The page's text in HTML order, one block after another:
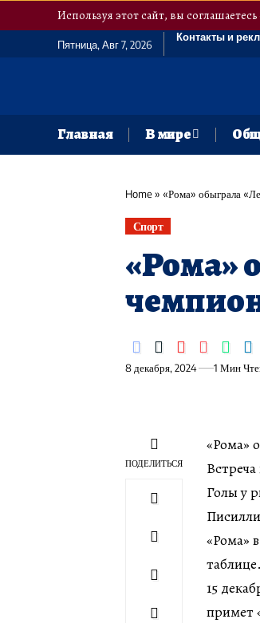
Используя этот сайт, вы соглашаетесь
Пятница, Авг 7, 2026
Контакты и
Главная В мире
Home» «Рома» обыграла
Спорт
«Рома»
8 декабря, 2024 1 Мин
ПОДЕЛИТЬСЯ
«Рома»
Голы у
«Рома»
15
примет